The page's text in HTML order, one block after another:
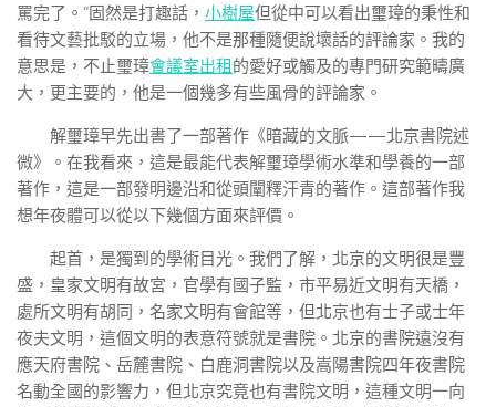
罵完了。”固然是打趣話， 小樹屋但從中可以看出璽璋的秉性和
看待文藝批駁的立場，他不是那種隨便說壞話的評論家。我的
意思是，不止璽璋會議室出租 的愛好或觸及的專門研究範疇廣
大，更主要的，他是一個幾多有些風骨的評論家。
解璽璋早先出書了一部著作《暗藏的文脈——北京書院述
微》。在我看來，這是最能代表解璽璋學術水準和學養的一部
著作，這是一部發明邊沿和從頭闡釋汗青的著作。這部著作我
想年夜體可以從以下幾個方面來評價。
起首，是獨到的學術目光。我們了解，北京的文明很是豐
盛，皇家文明有故宮，官學有國子監，市平易近文明有天橋，
處所文明有胡同，名家文明有會館等，但北京也有士子或士年
夜夫文明，這個文明的表意符號就是書院。北京的書院遠沒有
應天府書院、岳麓書院、白鹿洞書院以及嵩陽書院四年夜書院
名動全國的影響力，但北京究竟也有書院文明，這種文明一向